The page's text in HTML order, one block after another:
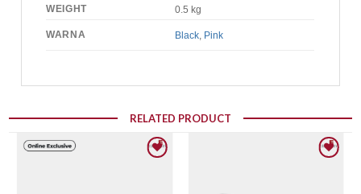
WEIGHT 0.5 kg
WARNA Black Pink
RELATED PRODUCT